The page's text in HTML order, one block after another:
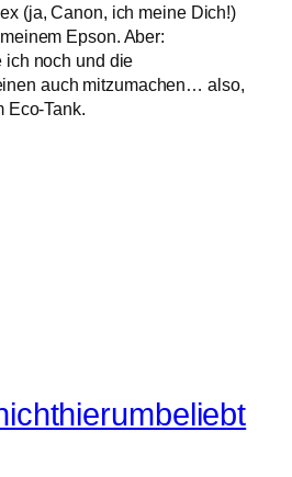
(ja, Canon, ich meine Dich!)
Epson. Aber:
ich noch und die
auch mitzumachen… also,
Eco-Tank.